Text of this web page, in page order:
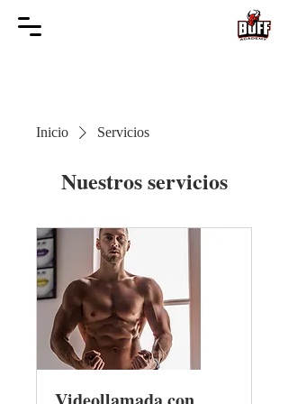
Inicio Servicios
Nuestros servicios